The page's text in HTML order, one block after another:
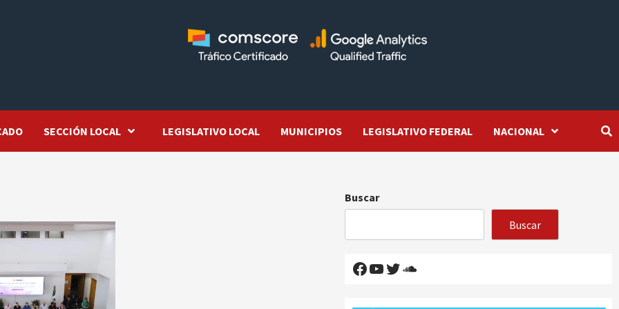
SECCIÓN LOCAL LEGISLATIVO LOCAL MUNICIPIOS LEGISLATIVO FEDERAL NACIONAL
Buscar
Buscar
Facebook
YouTube
Twitter
SoundCloud